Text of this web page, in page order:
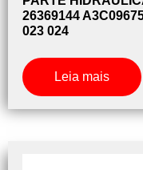
26369144
023 024
Leia mais